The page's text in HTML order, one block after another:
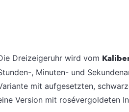
Dreizeigeruhr wird vom
, Minuten- und
mit aufgesetzten,
Version mit rosévergoldeten